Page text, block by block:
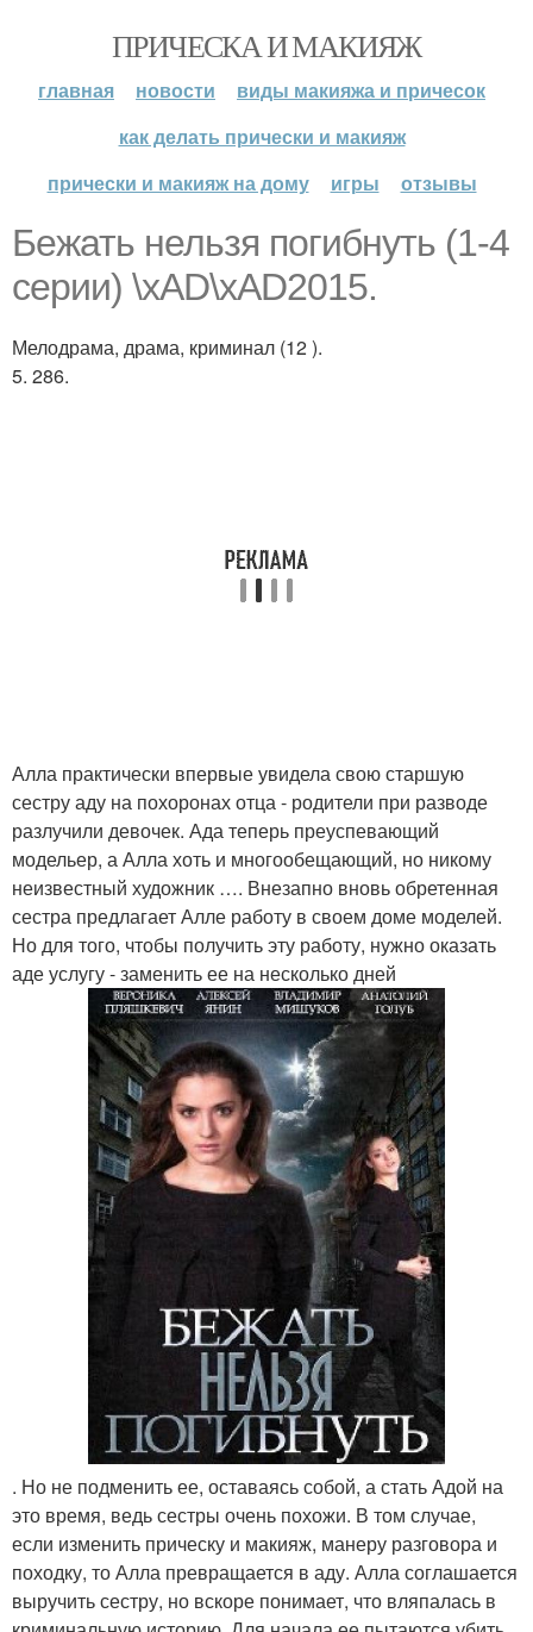
ПРИЧЕСКА И МАКИЯЖ
главная новости
виды макияжа и причесок
как делать прически и макияж
прически и макияж на дому
игры отзывы
Бежать нельзя погибнуть (1-4
серии) \xAD\xAD2015.
Мелодрама, драма, криминал (12 ).
5. 286.
Алла практически впервые увидела свою старшую
сестру аду на похоронах отца - родители при разводе
разлучили девочек. Ада теперь преуспевающий
модельер, а Алла хоть и многообещающий, но никому
неизвестный художник …. Внезапно вновь обретенная
сестра предлагает Алле работу в своем доме моделей.
Но для того, чтобы получить эту работу, нужно оказать
аде услугу - заменить ее на несколько дней
. Но не подменить ее, оставаясь собой, а стать Адой на
это время, ведь сестры очень похожи. В том случае,
если изменить прическу и макияж, манеру разговора и
походку, то Алла превращается в аду. Алла соглашается
выручить сестру, но вскоре понимает, что вляпалась в